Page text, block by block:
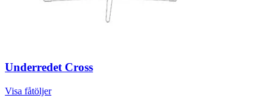
Underredet Cross
Visa fåtöljer